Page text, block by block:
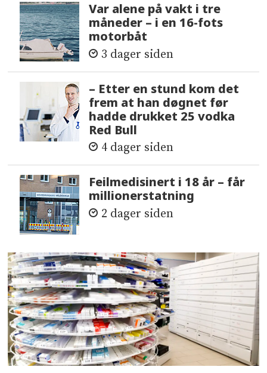
Var alene på vakt i tre
måneder – i en 16-fots
motorbåt
3 dager siden
– Etter en stund kom det
frem at han døgnet før
hadde drukket 25 vodka
Red Bull
4 dager siden
Feilmedisinert i 18 år – får
millionerstatning
2 dager siden